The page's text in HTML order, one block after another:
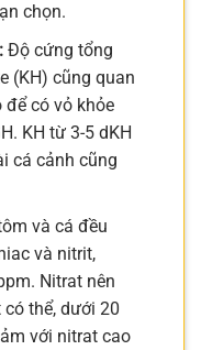
chọn.
Độ cứng tổng
(KH) cũng quan
để có vỏ khỏe
KH từ 3-5 dKH
cá cảnh cũng
và cá đều
và nitrit,
Nitrat nên
thể, dưới 20
với nitrat cao